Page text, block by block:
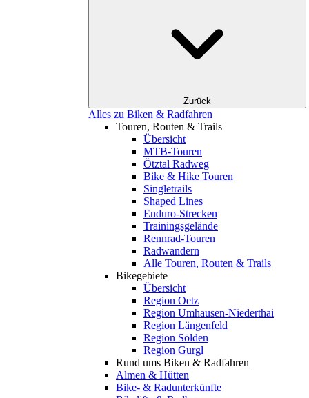
Zurück
Alles zu Biken & Radfahren
Touren, Routen & Trails
Übersicht
MTB-Touren
Ötztal Radweg
Bike & Hike Touren
Singletrails
Shaped Lines
Enduro-Strecken
Trainingsgelände
Rennrad-Touren
Radwandern
Alle Touren, Routen & Trails
Bikegebiete
Übersicht
Region Oetz
Region Umhausen-Niederthai
Region Längenfeld
Region Sölden
Region Gurgl
Rund ums Biken & Radfahren
Almen & Hütten
Bike- & Radunterkünfte